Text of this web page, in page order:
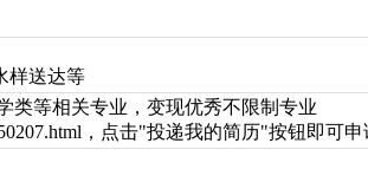
样送达等
类等相关专业，变现优秀不限制专业
，点击"投递我的简历"按钮即可申